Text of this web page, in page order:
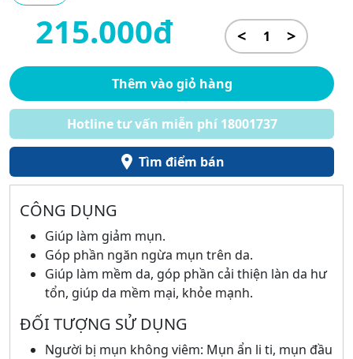
215.000đ < >
Thêm vào giỏ hàng
Hotline tư vấn miễn phí 18001737
Tìm điểm bán
CÔNG DỤNG
Giúp làm giảm mụn.
Góp phần ngăn ngừa mụn trên da.
Giúp làm mềm da, góp phần cải thiện làn da hư
tổn, giúp da mềm mại, khỏe mạnh.
ĐỐI TƯỢNG SỬ DỤNG
Người bị mụn không viêm: Mụn ẩn li ti, mụn đầu